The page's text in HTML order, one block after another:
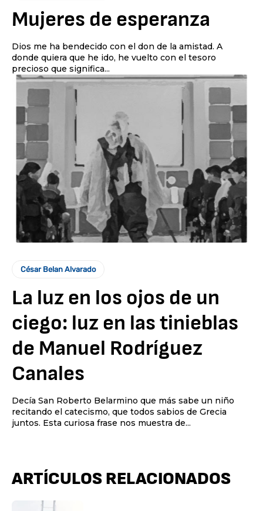
Mujeres de esperanza
Dios me ha bendecido con el don de la amistad. A
donde quiera que he ido, he vuelto con el tesoro
precioso que significa...
César Belan Alvarado
La luz en los ojos de un
ciego: luz en las tinieblas
de Manuel Rodríguez
Canales
Decía San Roberto Belarmino que más sabe un niño
recitando el catecismo, que todos sabios de Grecia
juntos. Esta curiosa frase nos muestra de...
ARTÍCULOS RELACIONADOS